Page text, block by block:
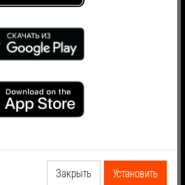
Закрыть Установить
минувшего года и вспомним,
у нас было. В этом году
по счету телеканал
для детей и их родителей
телеграм-каналBRIDGE(в
уже более 5000), а также